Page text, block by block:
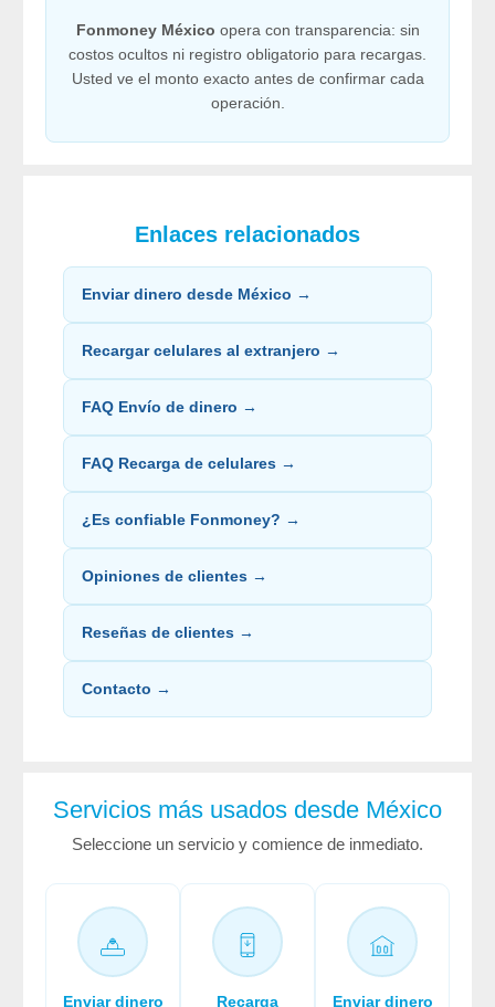
Fonmoney México opera con transparencia: sin
costos ocultos ni registro obligatorio para recargas.
Usted ve el monto exacto antes de confirmar cada
operación.
Enlaces relacionados
Enviar dinero desde México →
Recargar celulares al extranjero →
FAQ Envío de dinero →
FAQ Recarga de celulares →
¿Es confiable Fonmoney? →
Opiniones de clientes →
Reseñas de clientes →
Contacto →
Servicios más usados desde México
Seleccione un servicio y comience de inmediato.
Enviar dinero
Recarga
Enviar dinero